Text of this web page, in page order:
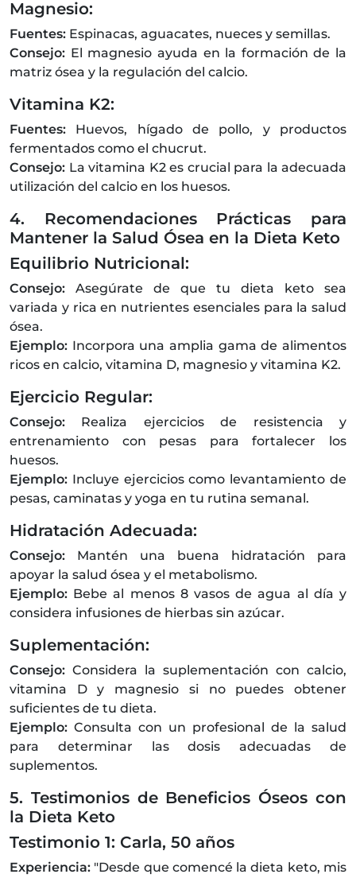
Magnesio:
Fuentes: Espinacas, aguacates, nueces y semillas.
Consejo: El magnesio ayuda en la formación de la
matriz ósea y la regulación del calcio.
Vitamina K2:
Fuentes: Huevos, hígado de pollo, y productos
fermentados como el chucrut.
Consejo: La vitamina K2 es crucial para la adecuada
utilización del calcio en los huesos.
4. Recomendaciones Prácticas para
Mantener la Salud Ósea en la Dieta Keto
Equilibrio Nutricional:
Consejo: Asegúrate de que tu dieta keto sea
variada y rica en nutrientes esenciales para la salud
ósea.
Ejemplo: Incorpora una amplia gama de alimentos
ricos en calcio, vitamina D, magnesio y vitamina K2.
Ejercicio Regular:
Consejo: Realiza ejercicios de resistencia y
entrenamiento con pesas para fortalecer los
huesos.
Ejemplo: Incluye ejercicios como levantamiento de
pesas, caminatas y yoga en tu rutina semanal.
Hidratación Adecuada:
Consejo: Mantén una buena hidratación para
apoyar la salud ósea y el metabolismo.
Ejemplo: Bebe al menos 8 vasos de agua al día y
considera infusiones de hierbas sin azúcar.
Suplementación:
Consejo: Considera la suplementación con calcio,
vitamina D y magnesio si no puedes obtener
suficientes de tu dieta.
Ejemplo: Consulta con un profesional de la salud
para determinar las dosis adecuadas de
suplementos.
5. Testimonios de Beneficios Óseos con
la Dieta Keto
Testimonio 1: Carla, 50 años
Experiencia: "Desde que comencé la dieta keto, mis